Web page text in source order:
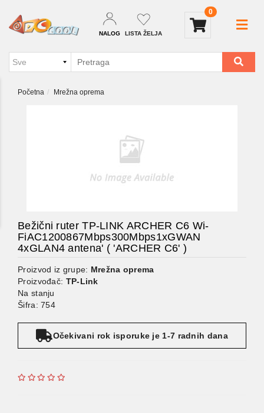
NALOG LISTA ŽELJA
0
Početna Mrežna oprema
Bežični ruter TP-LINK ARCHER C6 Wi-
FiAC1200867Mbps300Mbps1xGWAN
4xGLAN4 antena' ( 'ARCHER C6' )
Proizvod iz grupe: Mrežna oprema
Proizvođač: TP-Link
Na stanju
Šifra: 754
Očekivani rok isporuke je 1-7 radnih dana